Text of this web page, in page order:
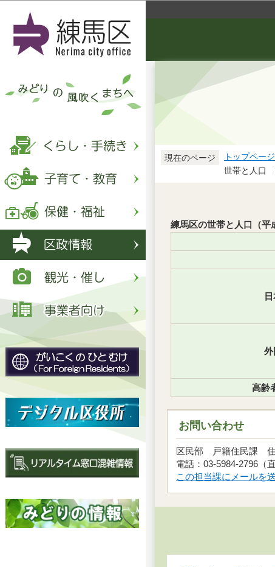
現在のページ トップページ
世帯と人口
練馬区の世帯と人口（平
日
外
高齢
お問い合わせ
区民部 戸籍住民課
電話：03-5984-2796
この担当課にメールを